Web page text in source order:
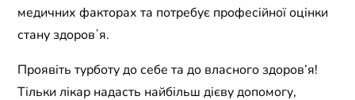
медичних факторах та потребує професійної оцінки
стану здоровʼя.
Проявіть турботу до себе та до власного здоров’я!
Тільки лікар надасть найбільш дієву допомогу,